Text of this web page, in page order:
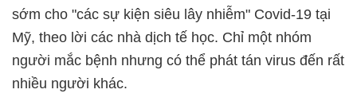
sớm cho "các sự kiện siêu lây nhiễm" Covid-19 tại
Mỹ, theo lời các nhà dịch tế học. Chỉ một nhóm
người mắc bệnh nhưng có thể phát tán virus đến rất
nhiều người khác.